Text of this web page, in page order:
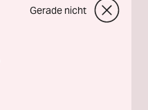
Gerade nicht